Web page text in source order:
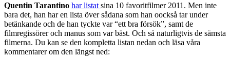
Quentin Tarantino har listat sina 10 favoritfilmer 2011. Men inte
bara det, han har en lista över sådana som han oockså tar under
betänkande och de han tyckte var “ett bra försök”, samt de
filmregissörer och manus som var bäst. Och så naturligtvis de sämsta
filmerna. Du kan se den kompletta listan nedan och läsa våra
kommentarer om den längst ned: